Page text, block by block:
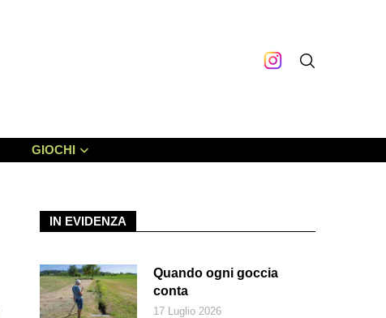
GIOCHI
IN EVIDENZA
Quando ogni goccia
conta
17 Luglio 2026